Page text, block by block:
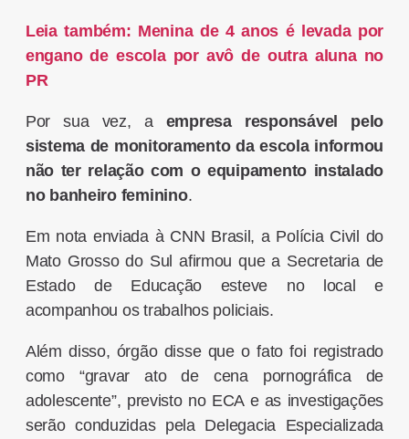
Leia também: Menina de 4 anos é levada por
engano de escola por avô de outra aluna no
PR
Por sua vez, a empresa responsável pelo
sistema de monitoramento da escola informou
não ter relação com o equipamento instalado
no banheiro feminino.
Em nota enviada à CNN Brasil, a Polícia Civil do
Mato Grosso do Sul afirmou que a Secretaria de
Estado de Educação esteve no local e
acompanhou os trabalhos policiais.
Além disso, órgão disse que o fato foi registrado
como “gravar ato de cena pornográfica de
adolescente”, previsto no ECA e as investigações
serão conduzidas pela Delegacia Especializada